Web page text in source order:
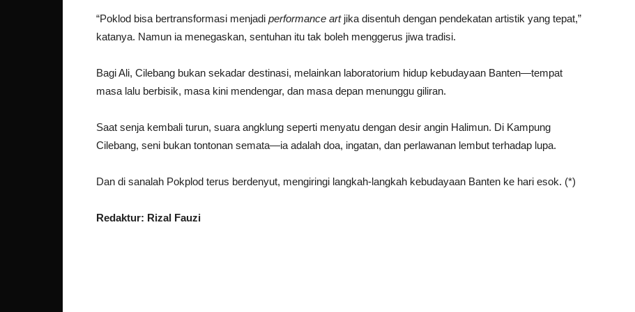
“Poklod bisa bertransformasi menjadi performance artjika disentuh dengan pendekatan artistik yang tepat,”
katanya. Namun ia menegaskan, sentuhan itu tak boleh menggerus jiwa tradisi.
Bagi Ali, Cilebang bukan sekadar destinasi, melainkan laboratorium hidup kebudayaan Banten—tempat
masa lalu berbisik, masa kini mendengar, dan masa depan menunggu giliran.
Saat senja kembali turun, suara angklung seperti menyatu dengan desir angin Halimun. Di Kampung
Cilebang, seni bukan tontonan semata—ia adalah doa, ingatan, dan perlawanan lembut terhadap lupa.
Dan di sanalah Pokplod terus berdenyut, mengiringi langkah-langkah kebudayaan Banten ke hari esok. (*)
Redaktur: Rizal Fauzi